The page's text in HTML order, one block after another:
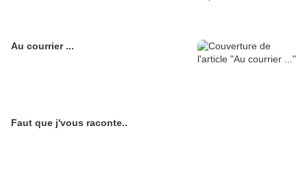
Au courrier ...
Faut que j'vous raconte..